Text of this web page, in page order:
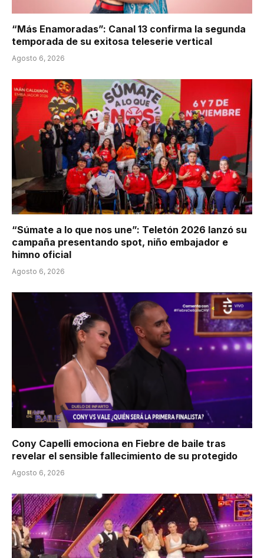
“Más Enamoradas”: Canal 13 confirma la segunda
temporada de su exitosa teleserie vertical
Agosto 6, 2026
“Súmate a lo que nos une”: Teletón 2026 lanzó su
campaña presentando spot, niño embajador e
himno oficial
Agosto 6, 2026
Cony Capelli emociona en Fiebre de baile tras
revelar el sensible fallecimiento de su protegido
Agosto 6, 2026